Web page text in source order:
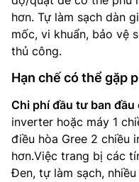
hơn. Tự làm sạch dàn
mốc, vi khuẩn, bảo vệ
thủ công.
Hạn chế có thể gặp
Chi phí đầu tư ban đầu
inverter hoặc máy 1
điều hòa Gree 2 chiều
hơn.Việc trang bị các
Đen, tự làm sạch,